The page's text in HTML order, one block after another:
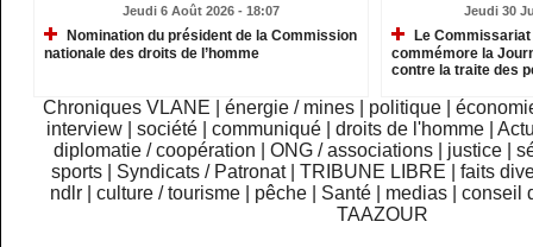
Jeudi 6 Août 2026 - 18:07
Nomination du président de la Commission
nationale des droits de l’homme
Jeudi 30
Le
commémore la
contre la traite des
Chroniques VLANE énergie / mines politique
interview
|société |communiqué |droits de l'homme |
diplomatie / coopération
ONG / associations justice
sports
Syndicats / Patronat TRIBUNE LIBRE
faits
ndlr
|culture / tourisme pêche Santé medias |conseil
TAAZOUR